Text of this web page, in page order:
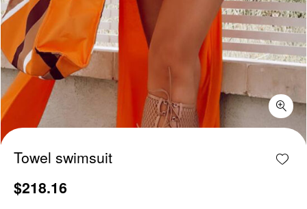
Add
Towel swimsuit
$218.16
Towel swimsuit quantity